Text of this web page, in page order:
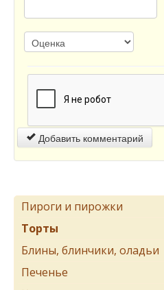
Добавить комментарий
Пироги и пирожки
Торты
Блины, блинчики, оладьи
Печенье